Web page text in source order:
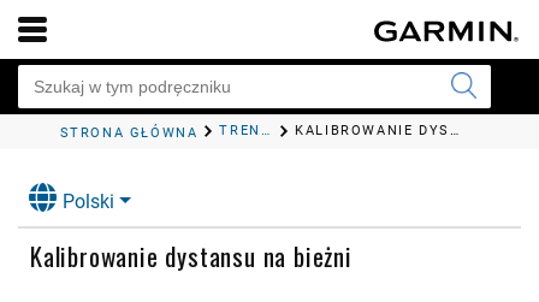
STRONA GŁÓWNA TRENING KALIBROWANIE DYSTANSU NA BIEŻNI
Polski
Kalibrowanie dystansu na bieżni